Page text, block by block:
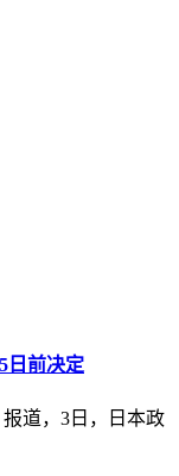
日前决定
道，3日，日本政